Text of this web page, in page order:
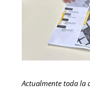
Actualmente toda la